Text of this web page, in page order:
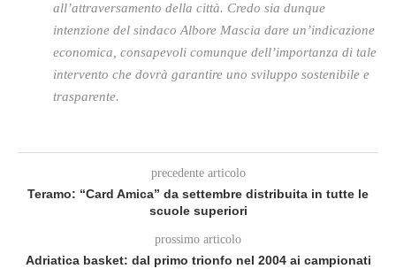
all’attraversamento della città. Credo sia dunque
intenzione del sindaco Albore Mascia dare un’indicazione
economica, consapevoli comunque dell’importanza di tale
intervento che dovrà garantire uno sviluppo sostenibile e
trasparente.
precedente articolo
Teramo: “Card Amica” da settembre distribuita in tutte le
scuole superiori
prossimo articolo
Adriatica basket: dal primo trionfo nel 2004 ai campionati